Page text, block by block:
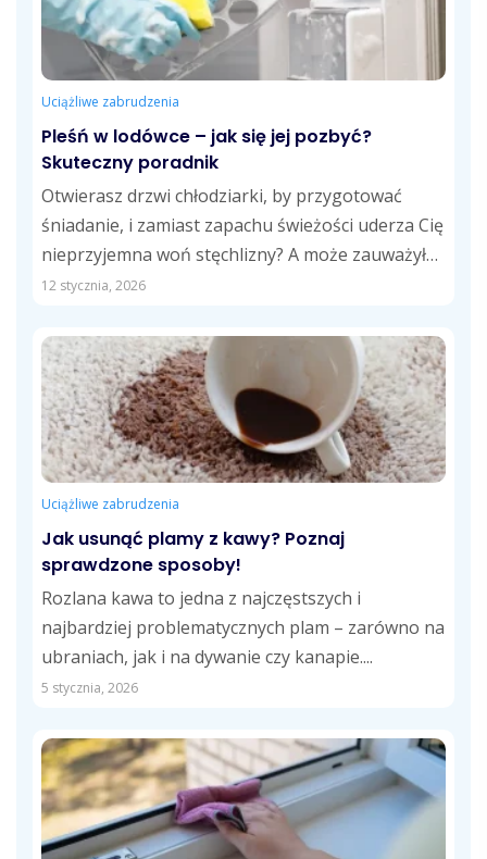
Uciążliwe zabrudzenia
Pleśń w lodówce – jak się jej pozbyć?
Skuteczny poradnik
Otwierasz drzwi chłodziarki, by przygotować
śniadanie, i zamiast zapachu świeżości uderza Cię
nieprzyjemna woń stęchlizny? A może zauważyłeś
czarne kropki...
12 stycznia, 2026
Uciążliwe zabrudzenia
Jak usunąć plamy z kawy? Poznaj
sprawdzone sposoby!
Rozlana kawa to jedna z najczęstszych i
najbardziej problematycznych plam – zarówno na
ubraniach, jak i na dywanie czy kanapie....
5 stycznia, 2026